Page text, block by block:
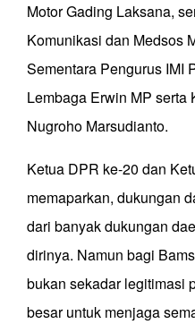
Motor Gading Laksana,
Komunikasi dan Medsos
Sementara Pengurus IMI
Lembaga Erwin MP
Nugroho Marsudianto.
Ketua DPR ke-20 dan
memaparkan, dukungan
dari banyak dukungan
dirinya. Namun bagi
bukan sekadar legitimasi
besar untuk menjaga